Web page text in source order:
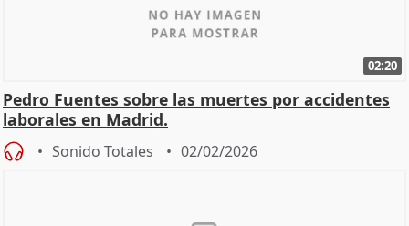
02:20
Pedro Fuentes sobre las muertes por accidentes
laborales en Madrid.
Sonido Totales 02/02/2026